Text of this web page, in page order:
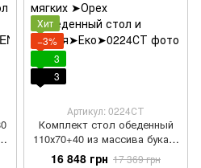
Хит
−3%
3
3
Артикул: 0224СТ
Комплект стол обеденный
110х70+40 из массива бука +
4 стула мягких
16 848 грн 17 369 грн